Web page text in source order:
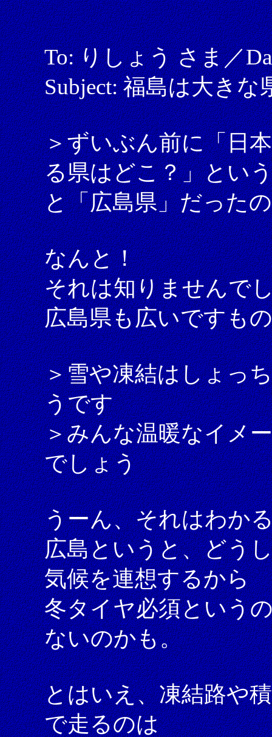
To: りしょう さま／
Subject: 福島は大きな
＞ずいぶん前に「日
る県はどこ？」とい
と「広島県」だった
なんと！
それは知りませんで
広島県も広いですも
＞雪や凍結はしょっ
うです
＞みんな温暖なイメ
でしょう
うーん、それはわか
広島というと、どう
気候を連想するから
冬タイヤ必須という
ないのかも。
とはいえ、凍結路や
で走るのは